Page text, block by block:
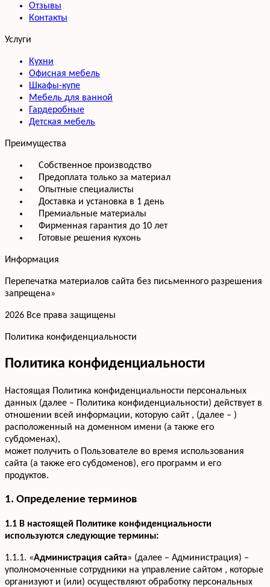
Отзывы
Контакты
Услуги
Кухни
Офисная мебель
Шкафы-купе
Мебель для ванной
Гардеробные
Детская мебель
Преимущества
Собственное производство
Предоплата только за материал
Опытные специалисты
Доставка и установка в 1 день
Премиальные материалы
Фирменная гарантия до 10 лет
Готовые решения кухонь
Информация
Перепечатка материалов сайта без письменного разрешения
запрещена»
2026 Все права защищены
Политика конфиденциальности
Политика конфиденциальности
Настоящая Политика конфиденциальности персональных
данных (далее – Политика конфиденциальности) действует в
отношении всей информации, которую сайт , (далее – )
расположенный на доменном имени (а также его
субдоменах),
может получить о Пользователе во время использования
сайта (а также его субдоменов), его программ и его
продуктов.
1. Определение терминов
1.1 В настоящей Политике конфиденциальности
используются следующие термины:
1.1.1. «Администрация сайта» (далее – Администрация) –
уполномоченные сотрудники на управление сайтом , которые
организуют и (или) осуществляют обработку персональных